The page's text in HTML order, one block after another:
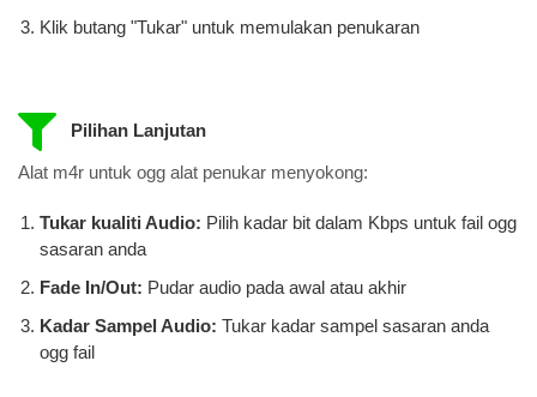
Klik butang "Tukar" untuk memulakan penukaran
Pilihan Lanjutan
Alat m4r untuk ogg alat penukar menyokong:
Tukar kualiti Audio: Pilih kadar bit dalam Kbps untuk fail ogg
​​sasaran anda
Fade In/Out: Pudar audio pada awal atau akhir
Kadar Sampel Audio: Tukar kadar sampel sasaran anda
ogg fail